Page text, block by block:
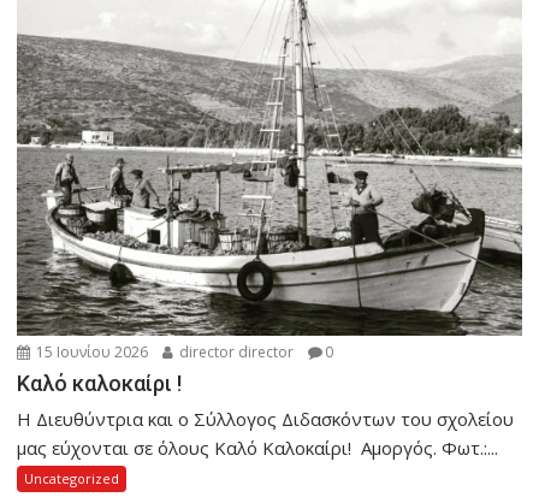
15 Ιουνίου 2026 director director 0
Καλό καλοκαίρι !
Η Διευθύντρια και ο Σύλλογος Διδασκόντων του σχολείου
μας εύχονται σε όλους Καλό Καλοκαίρι! Αμοργός. Φωτ.:...
Uncategorized